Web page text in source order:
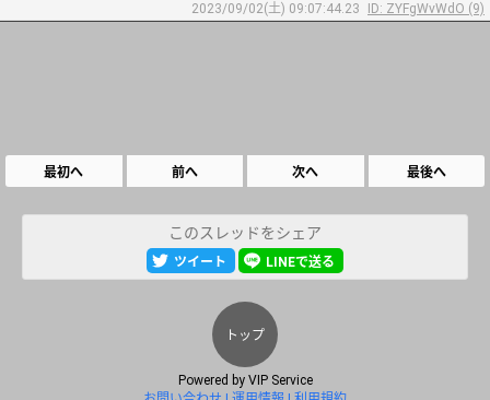
2023/09/02(土) 09:07:44.23 ID: ZYFgWvWdO (9)
最初へ 前へ 次へ 最後へ
このスレッドをシェア
ツイート LINEで送る
トップ
Powered by VIP Service